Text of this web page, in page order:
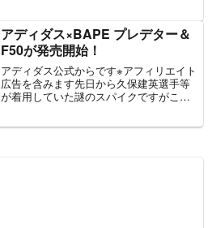
しいスパイクが登場しています！海外で
は...
アディダス×BAPE プレデター＆
F50が発売開始！
アディダス公式からです※アフィリエイト
広告を含みます先日から久保建英選手等
が着用していた謎のスパイクですがこの